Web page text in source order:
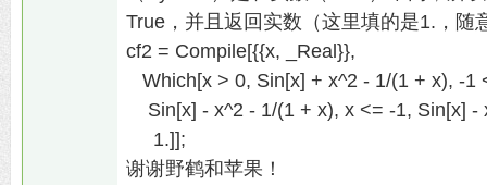
True，并且返回实数（这里填的是1.，随
cf2 = Compile[{{x, _Real}},
Which[x > 0, Sin[x] + x^2 - 1/(1 + x), -1
Sin[x] - x^2 - 1/(1 + x), x <= -1, Sin[x] -
1.]];
谢谢野鹤和苹果！